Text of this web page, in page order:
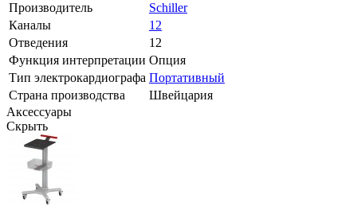
Производитель
Schiller
Каналы
12
Отведения
12
Функция интерпретации Опция
Тип электрокардиографа Портативный
Страна производства
Швейцария
Аксессуары
Скрыть